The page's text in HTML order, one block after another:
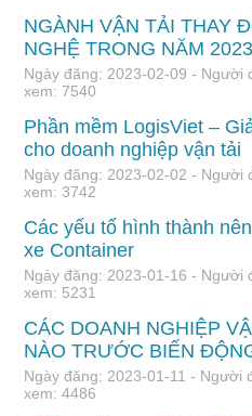
NGÀNH VẬN TẢI THAY
NGHỆ TRONG NĂM 2023
Ngày đăng: 2023-02-09 -
xem: 7540
Phần mềm LogisViet –
cho doanh nghiệp vận tải
Ngày đăng: 2023-02-02 - Người
xem: 3742
Các yếu tố hình thành
xe Container
Ngày đăng: 2023-01-16 -
xem: 5231
CÁC DOANH NGHIỆP
NÀO TRƯỚC BIẾN
Ngày đăng: 2023-01-11 - Người
xem: 4486